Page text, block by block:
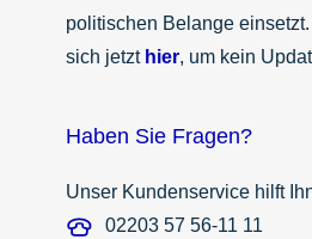
politischen Belange
sich jetzt hier, um kein
Haben Sie Fragen?
Unser Kundenservice hilft
02203 57 56-11 11